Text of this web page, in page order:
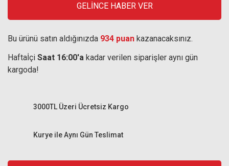
GELİNCE HABER VER
Bu ürünü satın aldığınızda 934 puan kazanacaksınız.
Haftaİçi Saat 16:00'a kadar verilen siparişler aynı gün
kargoda!
Kurye ile Aynı Gün Teslimat
3000TL Üzeri Ücretsiz Kargo